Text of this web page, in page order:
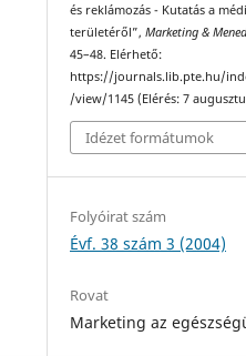
és reklámozás - Kutatás a
területéről”,Marketing &
45–48. Elérhető:
https://journals.lib.pte.hu/
/view/1145 (Elérés: 7
Idézet formátumok
Folyóirat szám
Évf. 38 szám 3 (2004)
Rovat
Marketing az